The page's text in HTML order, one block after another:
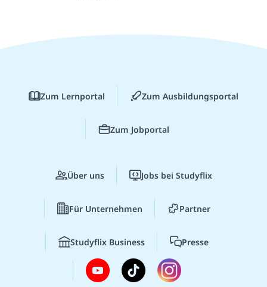
Zum Lernportal Zum Ausbildungsportal
Zum Jobportal
Über uns Jobs bei Studyflix
Für Unternehmen Partner
Studyflix Business Presse